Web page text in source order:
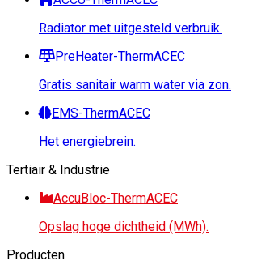
Radiator met uitgesteld verbruik.
PreHeater-ThermACEC
Gratis sanitair warm water via zon.
EMS-ThermACEC
Het energiebrein.
Tertiair & Industrie
AccuBloc-ThermACEC
Opslag hoge dichtheid (MWh).
Producten